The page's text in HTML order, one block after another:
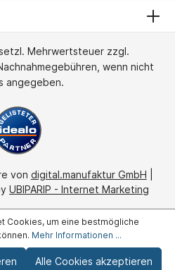
Mehrwertsteuer zzgl.
wenn nicht
angegeben.
von digital.manufaktur GmbH
UBIPARIP - Internet Marketing
Cookies, um eine bestmögliche
Mehr Informationen ...
Alle Cookies akzeptieren